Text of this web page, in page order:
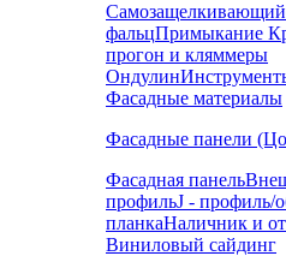
фальцПримыкание
прогон и кляммеры
Ондулин
Фасадные материалы
Фасадные панели
Фасадная панель
профильJ - профиль/
планкаНаличник и
Виниловый сайдинг